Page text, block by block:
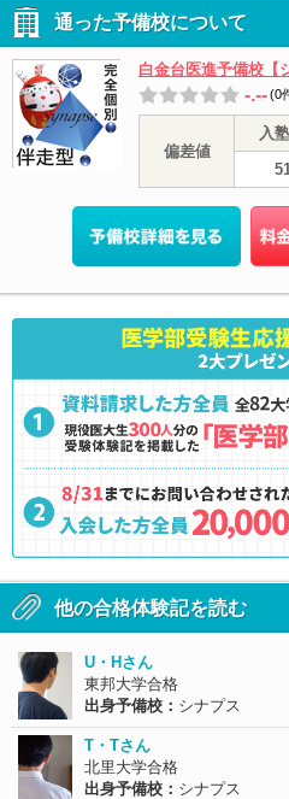
通った予備校について
白金台医進予備校【
-.--(0
偏差値
入
他の合格体験記を読む
U・Hさん
東邦大学合格
出身予備校： シナプス
T・Tさん
北里大学合格
出身予備校： シナプス